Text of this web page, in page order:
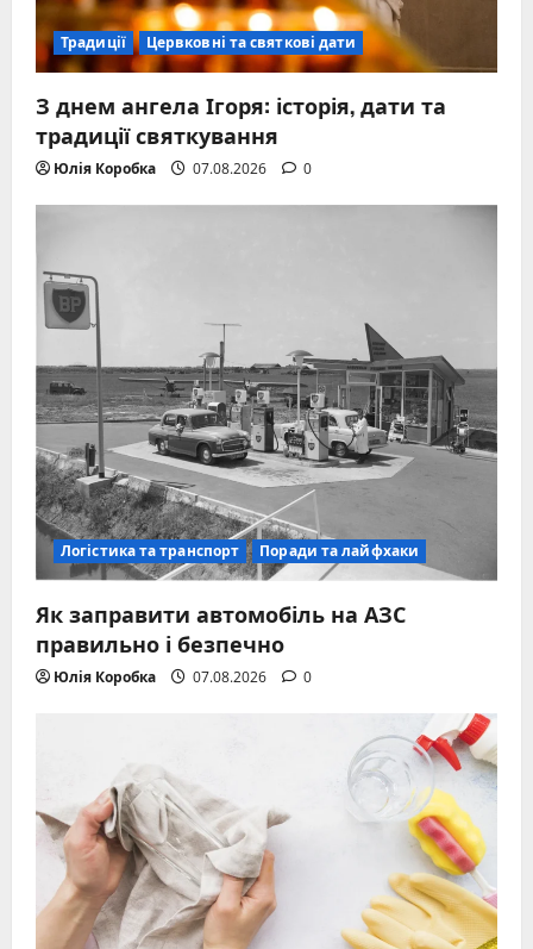
Традиції Цервковні та святкові дати
З днем ангела Ігоря: історія, дати та
традиції святкування
Юлія Коробка 07.08.2026 0
Логістика та транспорт Поради та лайфхаки
Як заправити автомобіль на АЗС
правильно і безпечно
Юлія Коробка 07.08.2026 0